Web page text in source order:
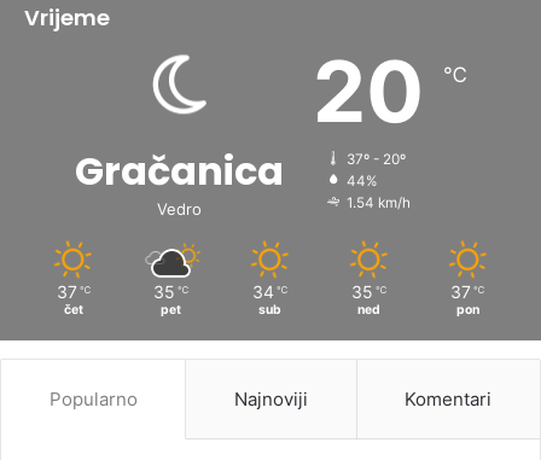
Vrijeme
Gračanica
Vedro
20 ℃
37º - 20º
44%
1.54 km/h
37 ℃
čet
35 ℃
pet
34 ℃
sub
35 ℃
ned
37 ℃
pon
Popularno Najnoviji Komentari